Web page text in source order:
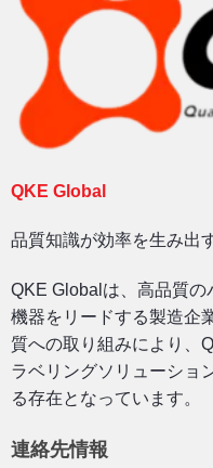
QKE Global
品質知識が効率を生み出
QKE Globalは、高品質
機器をリードする製造企
質への取り組みにより、
ラベリングソリューショ
る存在となっています。
連絡先情報